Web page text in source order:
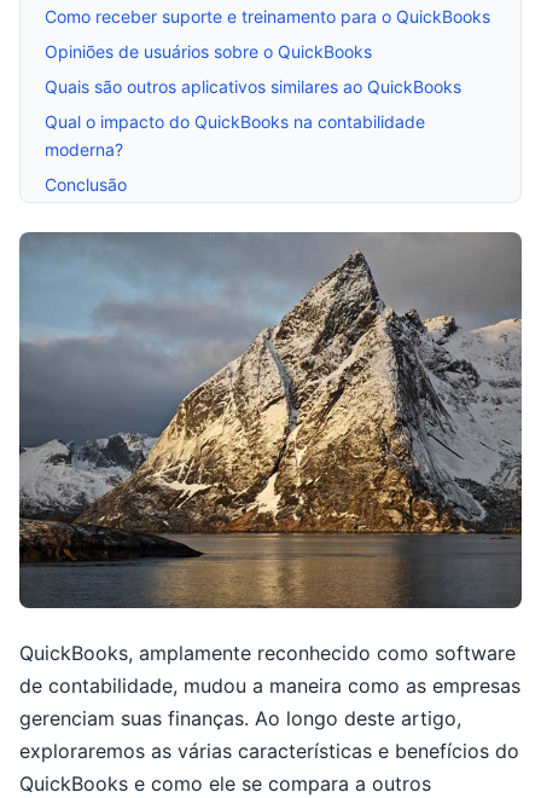
Como receber suporte e treinamento para o QuickBooks
Opiniões de usuários sobre o QuickBooks
Quais são outros aplicativos similares ao QuickBooks
Qual o impacto do QuickBooks na contabilidade
moderna?
Conclusão
QuickBooks, amplamente reconhecido como software
de contabilidade, mudou a maneira como as empresas
gerenciam suas finanças. Ao longo deste artigo,
exploraremos as várias características e benefícios do
QuickBooks e como ele se compara a outros